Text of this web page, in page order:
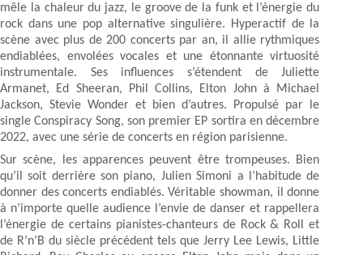
mêle la chaleur du jazz, le groove de la funk et l’énergie du
rock dans une pop alternative singulière. Hyperactif de la
scène avec plus de 200 concerts par an, il allie rythmiques
endiablées, envolées vocales et une étonnante virtuosité
instrumentale. Ses influences s’étendent de Juliette
Armanet, Ed Sheeran, Phil Collins, Elton John à Michael
Jackson, Stevie Wonder et bien d’autres. Propulsé par le
single Conspiracy Song, son premier EP sortira en décembre
2022, avec une série de concerts en région parisienne.
Sur scène, les apparences peuvent être trompeuses. Bien
qu’il soit derrière son piano, Julien Simoni a l’habitude de
donner des concerts endiablés. Véritable showman, il donne
à n’importe quelle audience l’envie de danser et rappellera
l’énergie de certains pianistes-chanteurs de Rock & Roll et
de R’n’B du siècle précédent tels que Jerry Lee Lewis, Little